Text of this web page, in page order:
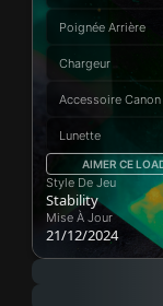
Poignée Arrière
Chargeur
Accessoire Canon
Lunette
AIMER CE
Style De Jeu
Stability
Mise À Jour
21/12/2024